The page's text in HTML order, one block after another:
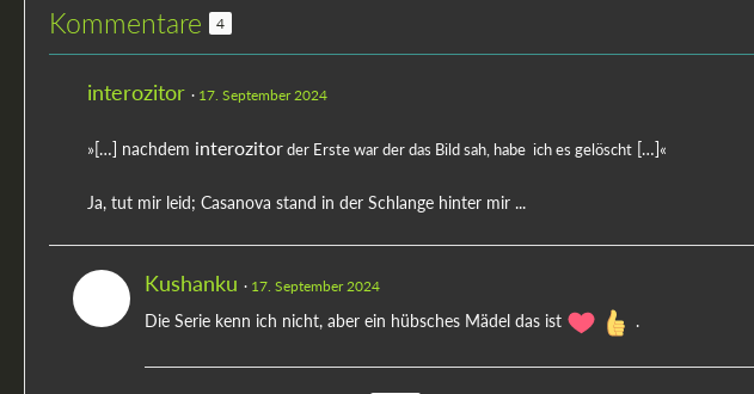
Kommentare 4
interozitor 17. September 2024
»[…] nachdem interozitorder Erste war der das Bild sah, habe ich es gelöscht […]«
Ja, tut mir leid; Casanova stand in der Schlange hinter mir ...
Kushanku 17. September 2024
Die Serie kenn ich nicht, aber ein hübsches Mädel das ist .